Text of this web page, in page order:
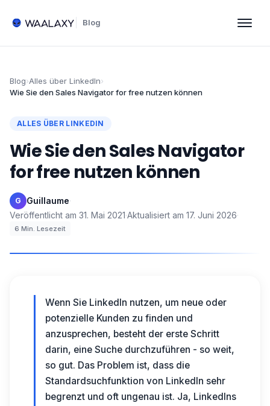
Blog
Blog›Alles über LinkedIn›
Wie Sie den Sales Navigator for free nutzen können
ALLES ÜBER LINKEDIN
Wie Sie den Sales Navigator
for free nutzen können
G Guillaume·
Veröffentlicht am 31. Mai 2021·Aktualisiert am 17. Juni 2026·
6 Min. Lesezeit
Wenn Sie LinkedIn nutzen, um neue oder
potenzielle Kunden zu finden und
anzusprechen, besteht der erste Schritt
darin, eine Suche durchzuführen - so weit,
so gut. Das Problem ist, dass die
Standardsuchfunktion von LinkedIn sehr
begrenzt und oft ungenau ist. Ja, LinkedIns